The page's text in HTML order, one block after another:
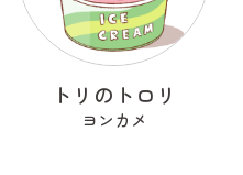
トリのトロリ
ヨンカメ